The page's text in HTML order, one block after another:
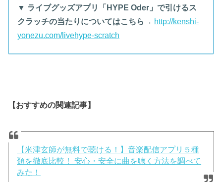
▼ ライブグッズアプリ「HYPE Oder」で引けるス
クラッチの当たりについてはこちら→ http://kenshi-
yonezu.com/livehype-scratch
【おすすめの関連記事】
【米津玄師が無料で聴ける！】音楽配信アプリ５種
類を徹底比較！ 安心・安全に曲を聴く方法を調べて
みた！